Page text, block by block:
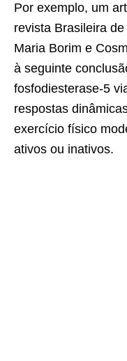
Por exemplo, um
revista Brasileira
Maria Borim e
à seguinte
fosfodiesterase-5
respostas
exercício físico
ativos ou inativos.